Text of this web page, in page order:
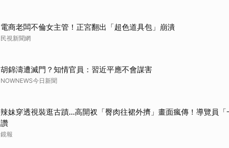
電商老闆不倫女主管！正宮翻出「超色道具包」崩潰
民視新聞網
胡錦濤遭滅門？知情官員：習近平應不會謀害
NOWNEWS今日新聞
辣妹穿透視裝逛古蹟…高開衩「臀肉往裙外擠」畫面瘋傳！導覽員
讚
鏡報